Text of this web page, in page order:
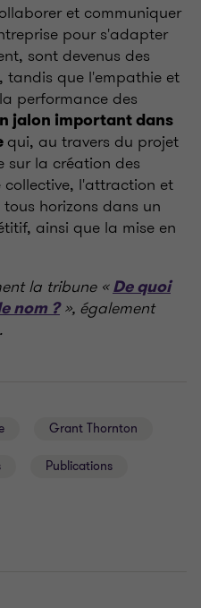
et communiquer
pour s'adapter
sont devenus des
tandis que l'empathie et
performance des
jalon important dans
qui, au travers du projet
sur la création des
l'attraction et
horizons dans un
ainsi que la mise en
la tribune «De quoi
nom ? », également
Grant Thornton
Publications